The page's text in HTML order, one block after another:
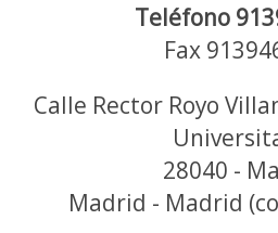
Teléfono
Fax
Calle Rector Royo
28040 -
Madrid - Madrid